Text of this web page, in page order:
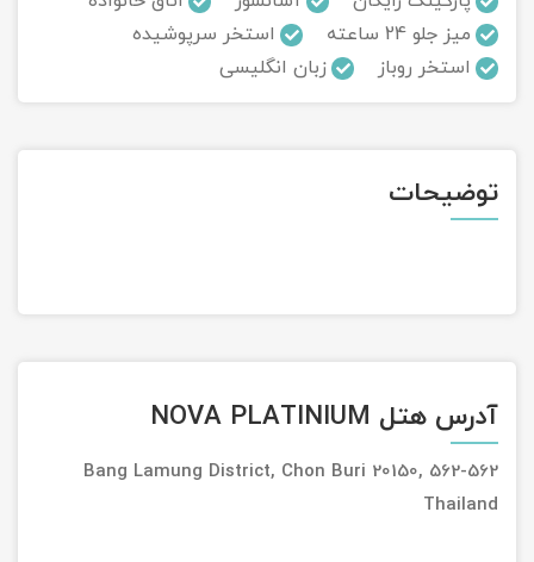
میز جلو 24 ساعته
استخر سرپوشیده
استخر روباز
زبان انگلیسی
توضیحات
آدرس هتل NOVA PLATINIUM
562-562 Bang Lamung District, Chon Buri 20150,
Thailand
تور سوباتان
تور چابهار
تور کاشان
تور آفرود